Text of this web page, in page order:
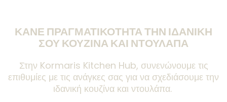
ΚΑΝΕ ΠΡΑΓΜΑΤΙΚΟΤΗΤΑ ΤΗΝ ΙΔΑΝΙΚΗ
ΣΟΥ ΚΟΥΖΙΝΑ ΚΑΙ ΝΤΟΥΛΑΠΑ
Στην Kormaris Kitchen Hub, συνενώνουμε τις
επιθυμίες με τις ανάγκες σας για να σχεδιάσουμε την
ιδανική κουζίνα και ντουλάπα.